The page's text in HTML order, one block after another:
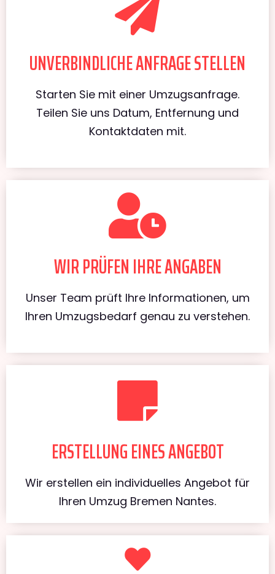
UNVERBINDLICHE ANFRAGE STELLEN
Starten Sie mit einer Umzugsanfrage.
Teilen Sie uns Datum, Entfernung und
Kontaktdaten mit.
WIR PRÜFEN IHRE ANGABEN
Unser Team prüft Ihre Informationen, um
Ihren Umzugsbedarf genau zu verstehen.
ERSTELLUNG EINES ANGEBOT
Wir erstellen ein individuelles Angebot für
Ihren Umzug Bremen Nantes.